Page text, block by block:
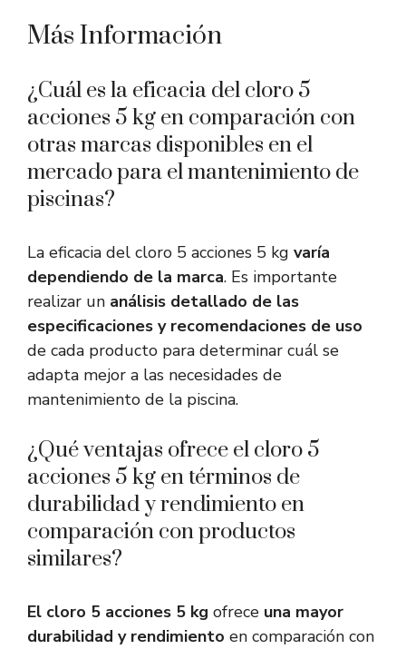
Más Información
¿Cuál es la eficacia del cloro 5
acciones 5 kg en comparación con
otras marcas disponibles en el
mercado para el mantenimiento de
piscinas?
La eficacia del cloro 5 acciones 5 kg varía
dependiendo de la marca. Es importante
realizar un análisis detallado de las
especificaciones y recomendaciones de uso
de cada producto para determinar cuál se
adapta mejor a las necesidades de
mantenimiento de la piscina.
¿Qué ventajas ofrece el cloro 5
acciones 5 kg en términos de
durabilidad y rendimiento en
comparación con productos
similares?
El cloro 5 acciones 5 kg ofrece una mayor
durabilidad y rendimiento en comparación con